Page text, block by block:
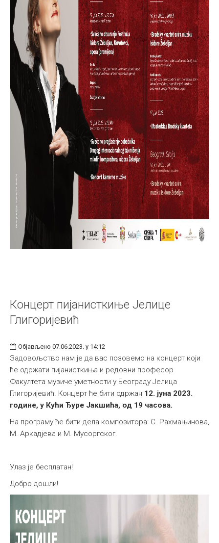
Концерт пијанисткиње Јелице
Глигоријевић
Објављено 07.06.2023. у 14:12
Задовољство нам је да вас позовемо на концерт који
ће одржати пијанисткиња и редовни професор
Факултета музиче уметности у Београду Јелица
Глигоријевић. Концерт ће бити одржан 12. јуна 2023.
године, у Кући Ђуре Јакшића, од 19 часова.
На програму ће бити дела композитора: С. Рахмањинова,
М. Аркадјева и М. Мусоргског.
Улаз је бесплатан!
Добро дошли!